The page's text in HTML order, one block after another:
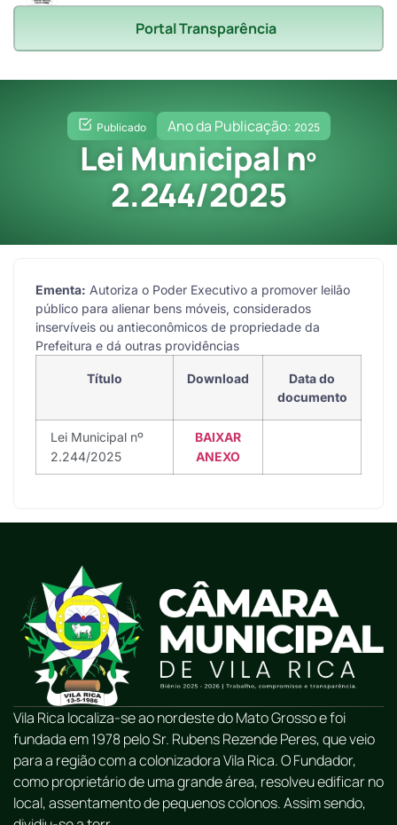
Portal Transparência
Publicado Ano da Publicação: 2025
Lei Municipal nº
2.244/2025
Ementa: Autoriza o Poder Executivo a promover leilão
público para alienar bens móveis, considerados
inservíveis ou antieconômicos de propriedade da
Prefeitura e dá outras providências
Título Download
Data do
documento
Lei Municipal nº
2.244/2025
BAIXAR
ANEXO
Vila Rica localiza-se ao nordeste do Mato Grosso e foi
fundada em 1978 pelo Sr. Rubens Rezende Peres, que veio
para a região com a colonizadora Vila Rica. O Fundador,
como proprietário de uma grande área, resolveu edificar no
local, assentamento de pequenos colonos. Assim sendo,